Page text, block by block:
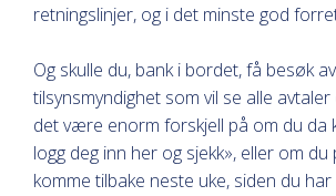
retningslinjer, og i det minste god
Og skulle du, bank i bordet, få besøk
tilsynsmyndighet som vil se alle
det være enorm forskjell på om du da
logg deg inn her og sjekk», eller om
komme tilbake neste uke, siden du